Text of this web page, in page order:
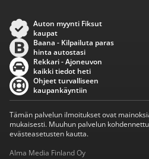
Auton myynti Fiksut
kaupat
Baana - Kilpailuta paras
hinta autostasi
Rekkari - Ajoneuvon
kaikki tiedot heti
Ohjeet turvalliseen
kaupankäyntiin
Tämän palvelun ilmoitukset ovat
mukaisesti. Muuhun palvelun
evästeasetusten kautta.
Alma Media Finland Oy